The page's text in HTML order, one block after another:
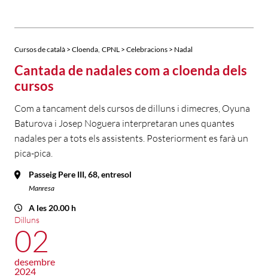
Cursos de català > Cloenda CPNL > Celebracions > Nadal
Cantada de nadales com a cloenda dels
cursos
Com a tancament dels cursos de dilluns i dimecres, Oyuna
Baturova i Josep Noguera interpretaran unes quantes
nadales per a tots els assistents. Posteriorment es farà un
pica-pica.
Passeig Pere III, 68, entresol
Manresa
A les 20.00 h
Dilluns
02
desembre
2024